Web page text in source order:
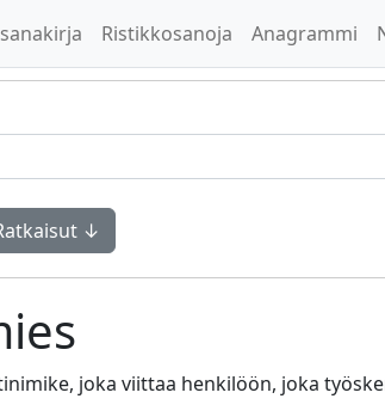
Ristikkosanoja Anagrammi
↓
joka viittaa henkilöön, joka